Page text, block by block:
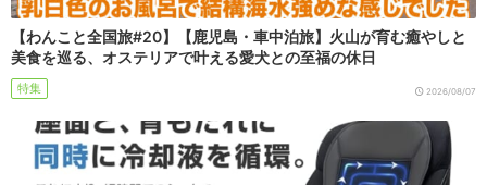
【わんこと全国旅#20】【鹿児島・車中泊旅】火山が育む癒やしと
美食を巡る、オステリアで叶える愛犬との至福の休日
特集 2026/08/07